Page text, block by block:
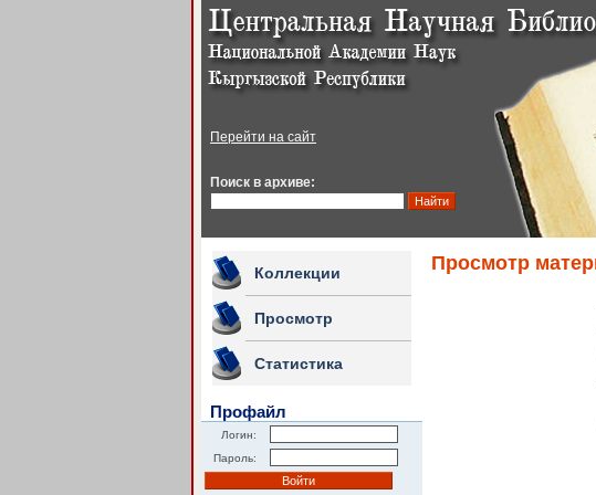
Перейти на сайт
Поиск в архиве:
Коллекции
Просмотр
Статистика
Профайл
Логин:
Пароль:
Просмотр